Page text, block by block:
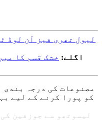
اگلے: خشک قسم کا
مصنوعات کی درجہ بندی
کو پورا کرنے کے لیے
لیسوتھو سے جوزفین کی طرف سے -